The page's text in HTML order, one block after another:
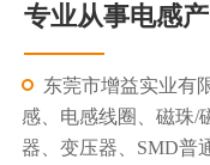
专业从事电感
东莞市增益实业有
感、电感线圈、磁珠/
器、变压器、SMD普